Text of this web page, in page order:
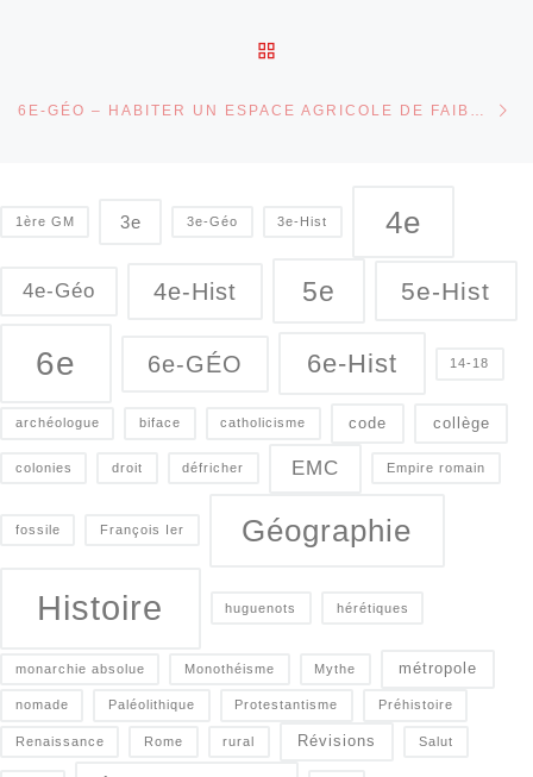
1ère GM 3e 3e-Géo 3e-Hist 4e
4e-Géo 4e-Hist 5e 5e-Hist
6e 6e-GÉO 6e-Hist 14-18
archéologue biface catholicisme code collège
colonies droit défricher EMC Empire romain
fossile François Ier Géographie
Histoire huguenots hérétiques
monarchie absolue Monothéisme Mythe métropole
nomade Paléolithique Protestantisme Préhistoire
Renaissance Rome rural Révisions Salut